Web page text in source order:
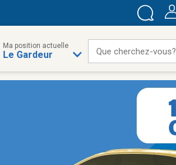
Ma position actuelle
Le Gardeur Que cherchez-vous?